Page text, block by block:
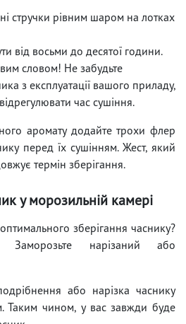
стручки рівним шаром на лотках
від восьми до десятої години.
словом! Не забудьте
з експлуатації вашого приладу,
час сушіння.
аромату додайте трохи флер
перед їх сушінням. Жест, який
термін зберігання.
у морозильній камері
зберігання часнику?
Заморозьте нарізаний або
або нарізка часнику
Таким чином, у вас завжди буде